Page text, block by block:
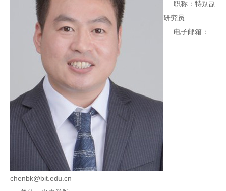
职称：特别副
研究员
电子邮箱：
chenbk@bit.edu.cn